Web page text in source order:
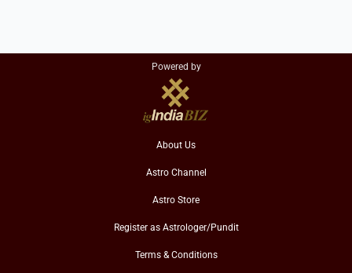
Powered by
About Us
Astro Channel
Astro Store
Register as Astrologer/Pundit
Terms & Conditions